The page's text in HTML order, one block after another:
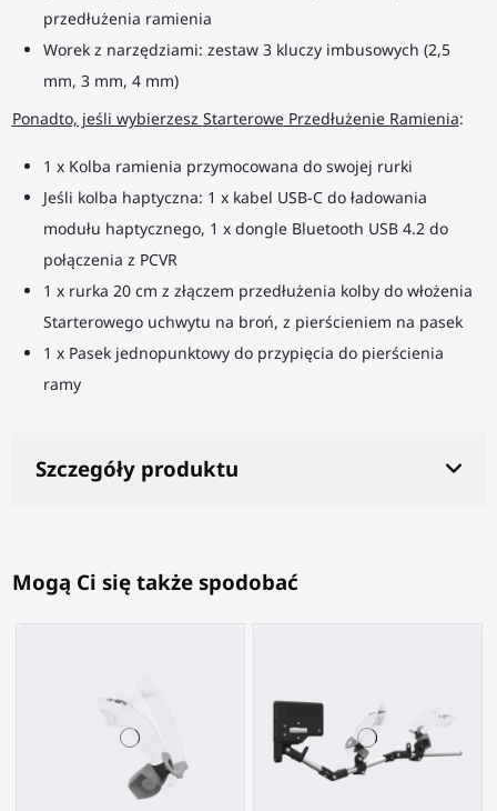
przedłużenia ramienia
Worek z narzędziami: zestaw 3 kluczy imbusowych (2,5
mm, 3 mm, 4 mm)
Ponadto, jeśli wybierzesz StarterowePrzedłużenie Ramienia:
1 x Kolba ramienia przymocowana do swojej rurki
Jeśli kolba haptyczna: 1 x kabel USB-C do ładowania
modułu haptycznego, 1 x dongle Bluetooth USB 4.2 do
połączenia z PCVR
1 x rurka 20 cm z złączem przedłużenia kolby do włożenia
Starterowego uchwytu na broń, z pierścieniem na pasek
1 x Pasek jednopunktowy do przypięcia do pierścienia
ramy
Szczegóły produktu
Mogą Ci się także spodobać